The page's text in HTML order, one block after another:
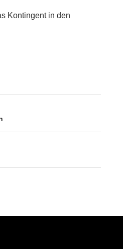
Kontingent in den